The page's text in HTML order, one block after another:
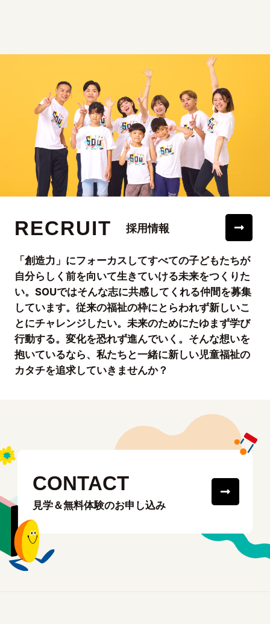
RECRUIT 採用情報
「創造力」にフォーカスしてすべての子どもたちが
自分らしく前を向いて生きていける未来をつくりた
い。SOUではそんな志に共感してくれる仲間を募集
しています。従来の福祉の枠にとらわれず新しいこ
とにチャレンジしたい。未来のためにたゆまず学び
行動する。変化を恐れず進んでいく。そんな想いを
抱いているなら、私たちと一緒に新しい児童福祉の
カタチを追求していきませんか？
CONTACT
見学＆無料体験のお申し込み